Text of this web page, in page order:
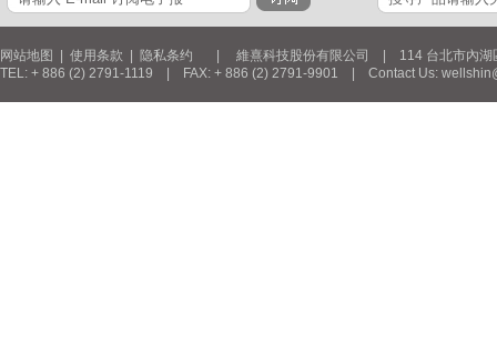
网站地图 使用条款 隐私条约 | 維熹科技股份有限公司 | 114 台北市內湖區
TEL: + 886 (2) 2791-1119 | FAX: + 886 (2) 2791-9901 | Contact Us: